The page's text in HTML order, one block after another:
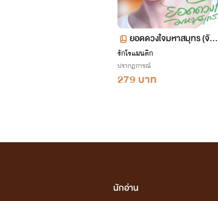
ยอดดวงใจมหาสมุทร (จักร
วาล ท่านประธานพ่อทุกสถ
าบัน 4 💰)
รักโรแมนติก
ปรากฏการณ์
279 บาท
นักอ่าน